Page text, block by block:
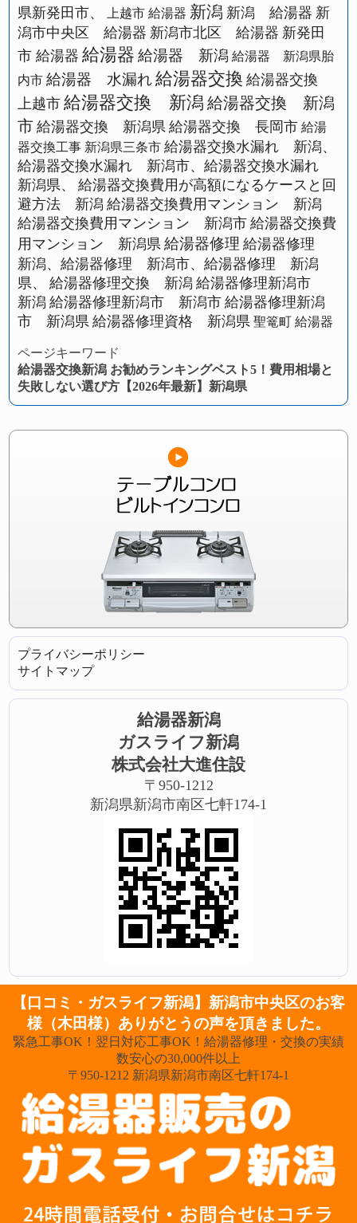
県新発田市、
上越市 給湯器 新潟 新潟 給湯器 新
潟市中央区 給湯器 新潟市北区 給湯器 新発田
市 給湯器 給湯器 給湯器 新潟 給湯器 新潟県胎
内市 給湯器 水漏れ 給湯器交換 給湯器交換
上越市 給湯器交換 新潟 給湯器交換 新潟
市 給湯器交換 新潟県 給湯器交換 長岡市 給湯
器交換工事 新潟県三条市 給湯器交換水漏れ 新潟、
給湯器交換水漏れ 新潟市、給湯器交換水漏れ
新潟県、
給湯器交換費用が高額になるケースと回
避方法 新潟 給湯器交換費用マンション 新潟
給湯器交換費用マンション 新潟市 給湯器交換費
用マンション 新潟県 給湯器修理 給湯器修理
新潟、給湯器修理 新潟市、給湯器修理 新潟
県、
給湯器修理交換 新潟 給湯器修理新潟市
新潟 給湯器修理新潟市 新潟市 給湯器修理新潟
市 新潟県 給湯器修理資格 新潟県 聖篭町 給湯器
ページキーワード
給湯器交換新潟 お勧めランキングベスト5！費用相場と
失敗しない選び方【2026年最新】新潟県
プライバシーポリシー
サイトマップ
給湯器新潟
ガスライフ新潟
株式会社大進住設
〒950-1212
新潟県新潟市南区七軒174-1
【口コミ・ガスライフ新潟】新潟市中央区のお客
様（木田様）ありがとうの声を頂きました。
緊急工事OK！翌日対応工事OK！給湯器修理・交換の実績
数安心の30,000件以上
〒950-1212 新潟県新潟市南区七軒174-1